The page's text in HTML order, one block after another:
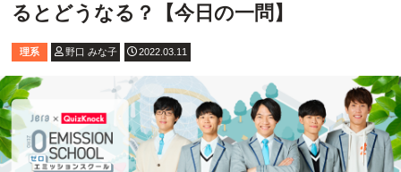
るとどうなる？【今日の一問】
理系 野口 みな子 2022.03.11